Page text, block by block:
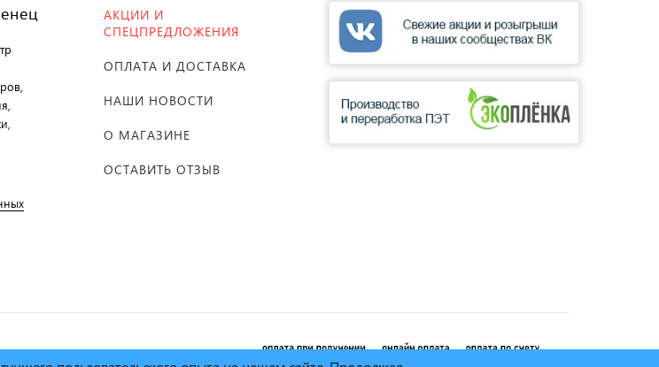
АКЦИИ И
СПЕЦПРЕДЛОЖЕНИЯ
ОПЛАТА И ДОСТАВКА
НАШИ НОВОСТИ
О МАГАЗИНЕ
ОСТАВИТЬ ОТЗЫВ
-